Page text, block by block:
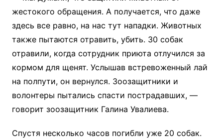
жестокого обращения. А получается, что даже
здесь все равно, на нас тут нападки. Животных
также пытаются отравить, убить. 30 собак
отравили, когда сотрудник приюта отлучился за
кормом для щенят. Услышав встревоженный лай
на полпути, он вернулся. Зоозащитники и
волонтеры пытались спасти пострадавших, —
говорит зоозащитник Галина Увалиева.
Спустя несколько часов погибли уже 20 собак.